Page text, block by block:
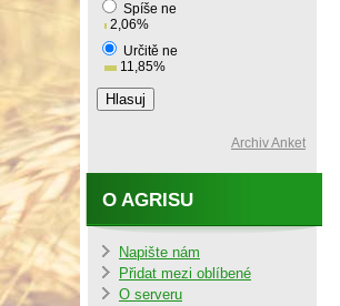
Spíše ne
2,06%
Určitě ne
11,85%
Archiv Anket
O AGRISU
Napište nám
Přidat mezi oblíbené
O serveru